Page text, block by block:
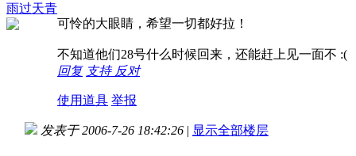
雨过天青
可怜的大眼睛，希望一切都好拉！
不知道他们28号什么时候回来，还能赶上见一面不 :(
回复 支持 反对
使用道具 举报
发表于 2006-7-26 18:42:26 | 显示全部楼层